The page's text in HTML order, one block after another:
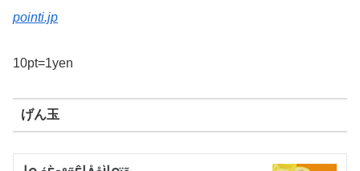
pointi.jp
10pt=1yen
げん玉